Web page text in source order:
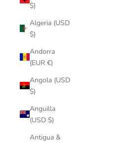
$)
Algeria (USD
$)
Andorra
(EUR €)
Angola (USD
$)
Anguilla
(USD $)
Antigua &